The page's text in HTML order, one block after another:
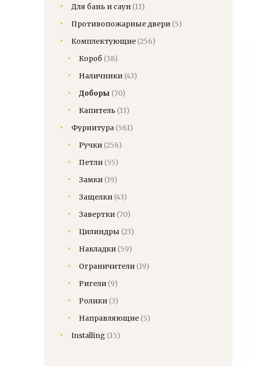
Для бань и саун (11)
Противопожарные двери (5)
Комплектующие (256)
Короб (38)
Наличники (43)
Доборы (70)
Капитель (11)
Фурнитура (561)
Ручки (256)
Петли (55)
Замки (19)
Защелки (43)
Завертки (70)
Цилиндры (23)
Накладки (59)
Ограничители (19)
Ригели (9)
Ролики (3)
Направляющие (5)
Installing (15)